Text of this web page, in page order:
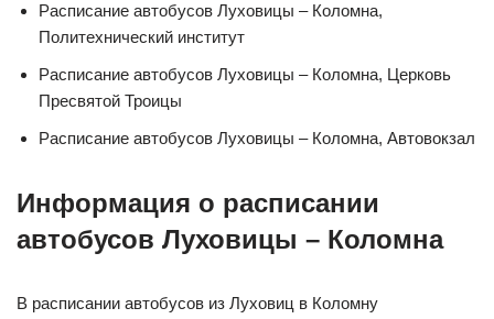
Расписание автобусов Луховицы – Коломна,
Политехнический институт
Расписание автобусов Луховицы – Коломна, Церковь
Пресвятой Троицы
Расписание автобусов Луховицы – Коломна, Автовокзал
Информация о расписании
автобусов Луховицы – Коломна
В расписании автобусов из Луховиц в Коломну